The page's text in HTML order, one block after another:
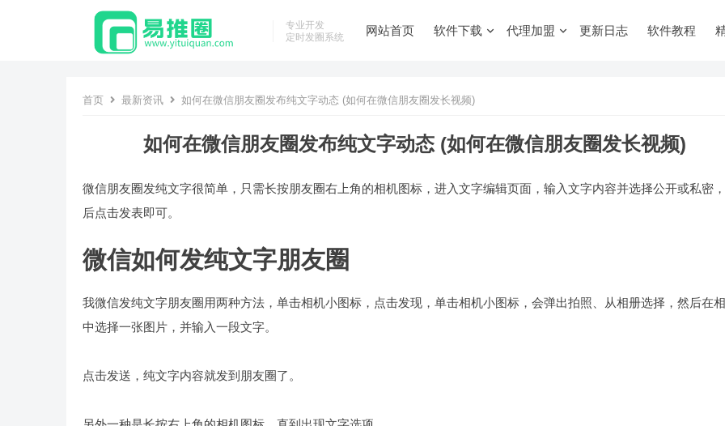
专业开发
定时发圈系统
网站首页 软件下载 代理加盟 更新日志 软件教程
首页 最新资讯 如何在微信朋友圈发布纯文字动态 (如何在微信朋友圈发长视频)
如何在微信朋友圈发布纯文字动态 (如何在微信朋友圈发长视频)
微信朋友圈发纯文字很简单，只需长按朋友圈右上角的相机图标，进入文字编辑页面，输入文字内容并选择公开或私密
后点击发表即可。
微信如何发纯文字朋友圈
我微信发纯文字朋友圈用两种方法，单击相机小图标，点击发现，单击相机小图标，会弹出拍照、从相册选择，然后在
中选择一张图片，并输入一段文字。
点击发送，纯文字内容就发到朋友圈了。